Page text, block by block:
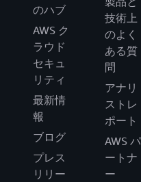
のハブ
AWS ク
ラウド
セキュ
リティ
最新情
報
ブログ
プレス
リリー
技術上
のよく
ある質
問
アナリ
ストレ
ポート
AWS パ
ートナ
ー